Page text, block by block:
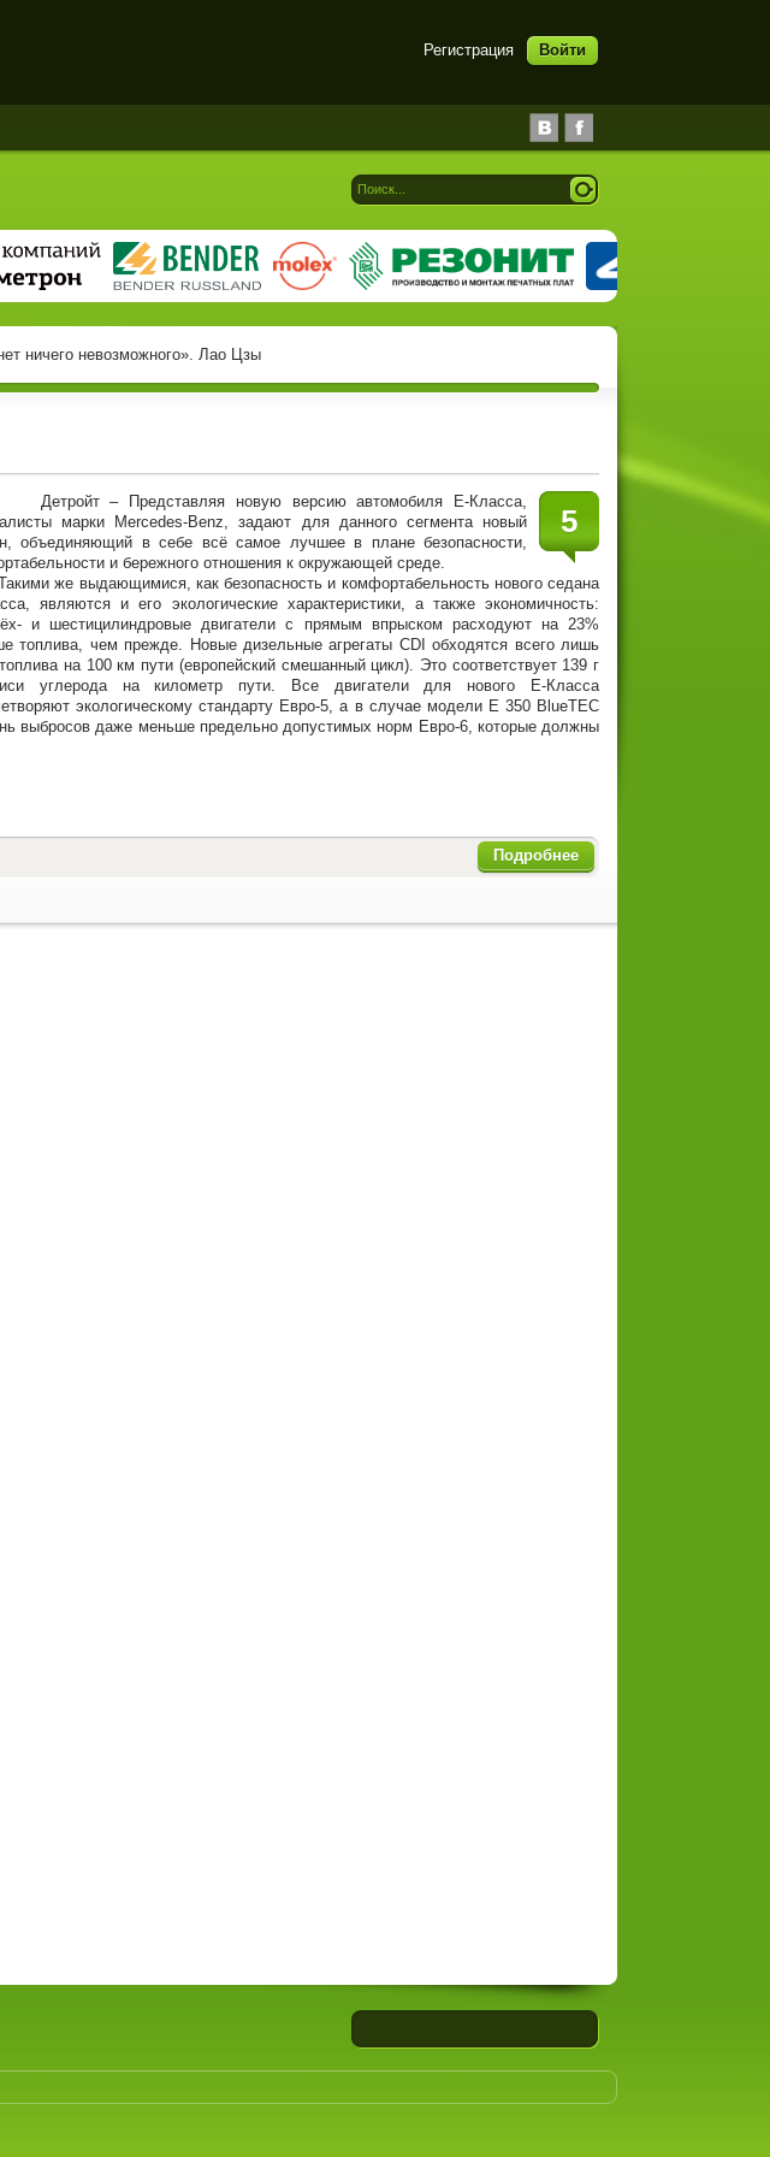
Регистрация Войти
ничего невозможного». Лао Цзы
5
– Представляя новую версию автомобиля E-Класса,
марки Mercedes-Benz, задают для данного сегмента новый
объединяющий в себе всё самое лучшее в плане безопасности,
и бережного отношения к окружающей среде.
же выдающимися, как безопасность и комфортабельность нового седана
являются и его экологические характеристики, а также экономичность:
и шестицилиндровые двигатели с прямым впрыском расходуют на 23%
топлива, чем прежде. Новые дизельные агрегаты CDI обходятся всего лишь
на 100 км пути (европейский смешанный цикл). Это соответствует 139 г
углерода на километр пути. Все двигатели для нового Е-Класса
экологическому стандарту Евро-5, а в случае модели E 350 BlueTEC
выбросов даже меньше предельно допустимых норм Евро-6, которые должны
Подробнее